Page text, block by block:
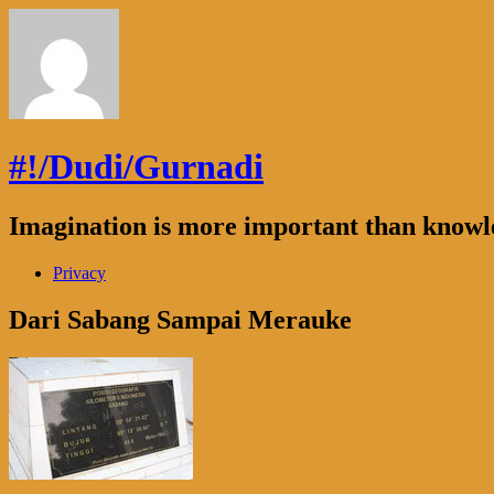
#!/Dudi/Gurnadi
Imagination is more important than
Privacy
Dari Sabang Sampai Merauke